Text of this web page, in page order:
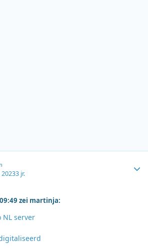
3 jr.
zei martinja:
NL server